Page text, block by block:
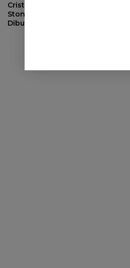
Cristian Romero vs John
Stones, Siapa yang Lebih
Dibutuhkan Inter Milan?